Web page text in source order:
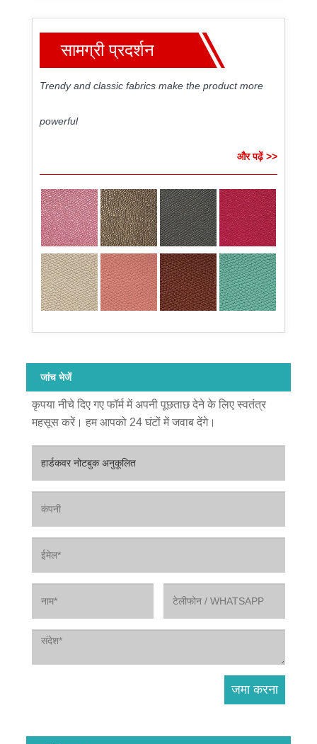
सामग्री प्रदर्शन
Trendy and classic fabrics make the product more
powerful
और पढ़ें >>
जांच भेजें
कृपया नीचे दिए गए फॉर्म में अपनी पूछताछ देने के लिए स्वतंत्र
महसूस करें। हम आपको 24 घंटों में जवाब देंगे।